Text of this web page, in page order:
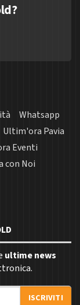
Whatsapp
Ultim'ora Pavia
Eventi
con Noi
ultime news
ISCRIVITI